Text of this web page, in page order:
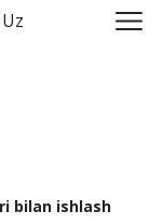
Uz
bilan ishlash